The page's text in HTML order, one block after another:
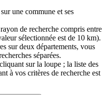
une commune et ses
de recherche compris entre
sélectionnée est de 10 km).
sur deux départements, vous
séparées.
sur la loupe ; la liste des
à vos critères de recherche est